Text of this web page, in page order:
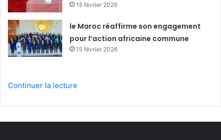
15 février 2026
le Maroc réaffirme son engagement
pour l’action africaine commune
15 février 2026
Continuer la lecture